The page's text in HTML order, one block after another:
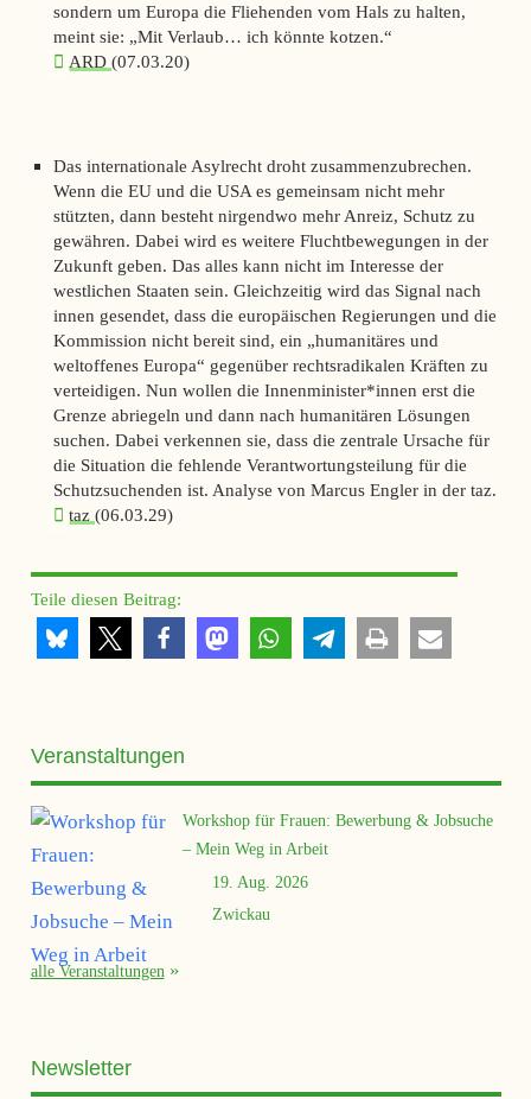
sondern um Europa die Fliehenden vom Hals zu halten,
meint sie: „Mit Verlaub… ich könnte kotzen.“
ARD(07.03.20)
Das internationale Asylrecht droht zusammenzubrechen.
Wenn die EU und die USA es gemeinsam nicht mehr
stützten, dann besteht nirgendwo mehr Anreiz, Schutz zu
gewähren. Dabei wird es weitere Fluchtbewegungen in der
Zukunft geben. Das alles kann nicht im Interesse der
westlichen Staaten sein. Gleichzeitig wird das Signal nach
innen gesendet, dass die europäischen Regierungen und die
Kommission nicht bereit sind, ein „humanitäres und
weltoffenes Europa“ gegenüber rechtsradikalen Kräften zu
verteidigen. Nun wollen die Innenminister*innen erst die
Grenze abriegeln und dann nach humanitären Lösungen
suchen. Dabei verkennen sie, dass die zentrale Ursache für
die Situation die fehlende Verantwortungsteilung für die
Schutzsuchenden ist. Analyse von Marcus Engler in der taz.
taz(06.03.29)
Teile diesen Beitrag:
Veranstaltungen
Workshop für Frauen: Bewerbung & Jobsuche
– Mein Weg in Arbeit
19. Aug. 2026
Zwickau
alle Veranstaltungen
Newsletter